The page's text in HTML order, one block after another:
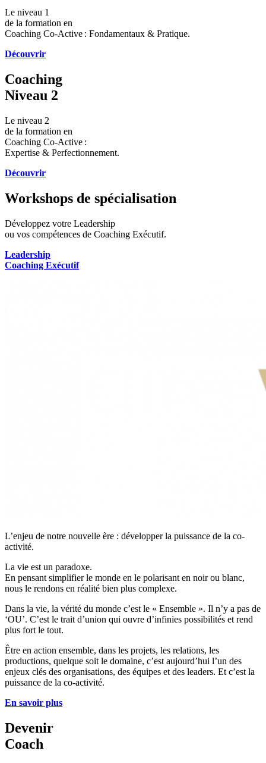
Le niveau 1
de la formation en
Coaching Co-Active : Fondamentaux & Pratique.
Découvrir​
Coaching
Niveau 2
Le niveau 2
de la formation en
Coaching Co-Active :
Expertise & Perfectionnement.
Découvrir​
Workshops de spécialisation
Développez votre Leadership
ou vos compétences de Coaching Exécutif.
Leadership​
Coaching Exécutif
L’enjeu de notre nouvelle ère : développer la puissance de la co-
activité.
La vie est un paradoxe.
En pensant simplifier le monde en le polarisant en noir ou blanc,
nous le rendons en réalité bien plus complexe.
Dans la vie, la vérité du monde c’est le « Ensemble ». Il n’y a pas de
‘OU’. C’est le trait d’union qui ouvre d’infinies possibilités et rend
plus fort le tout.
Être en action ensemble, dans les projets, les relations, les
productions, quelque soit le domaine, c’est aujourd’hui l’un des
enjeux clés des organisations, des équipes et des leaders. Et c’est la
puissance de la co-activité.
En savoir plus
Devenir
Coach